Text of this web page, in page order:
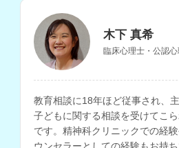
木下 真希
臨床心理士・公認
教育相談に18年ほど従事され、
子どもに関する相談を受けてこ
です。精神科クリニックでの経